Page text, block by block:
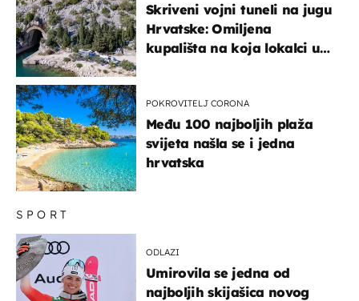
SPORT
ODLAZI
Umirovila se jedna od
najboljih skijašica novog
Skriveni vojni tuneli na jugu
Hrvatske: Omiljena
kupališta na koja lokalci u
POKROVITELJ CORONA
Među 100 najboljih plaža
svijeta našla se i jedna
hrvatska